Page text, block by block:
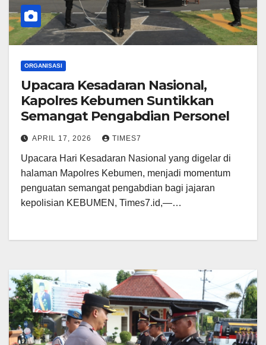
ORGANISASI
Upacara Kesadaran Nasional,
Kapolres Kebumen Suntikkan
Semangat Pengabdian Personel
APRIL 17, 2026 TIMES7
Upacara Hari Kesadaran Nasional yang digelar di
halaman Mapolres Kebumen, menjadi momentum
penguatan semangat pengabdian bagi jajaran
kepolisian KEBUMEN, Times7.id,—…